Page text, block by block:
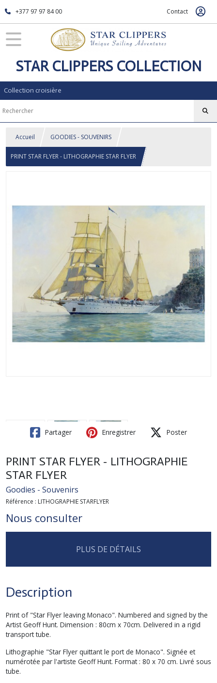
+377 97 97 84 00 Contact
STAR CLIPPERS COLLECTION
Collection croisière
Accueil GOODIES - SOUVENIRS
PRINT STAR FLYER - LITHOGRAPHIE STAR FLYER
Partager Enregistrer Poster
PRINT STAR FLYER - LITHOGRAPHIE
STAR FLYER
Goodies - Souvenirs
Référence : LITHOGRAPHIE STARFLYER
Nous consulter
PLUS DE DÉTAILS
Description
Print of "Star Flyer leaving Monaco". Numbered and signed by the
Artist Geoff Hunt. Dimension : 80cm x 70cm. Delivered in a rigid
transport tube.
Lithographie "Star Flyer quittant le port de Monaco". Signée et
numérotée par l'artiste Geoff Hunt. Format : 80 x 70 cm. Livré sous
tube.